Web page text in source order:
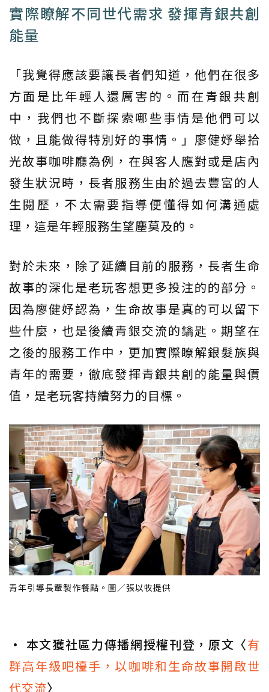
實際瞭解不同世代需求 發揮青銀共創
能量
「我覺得應該要讓長者們知道，他們在很多
方面是比年輕人還厲害的。而在青銀共創
中，我們也不斷探索哪些事情是他們可以
做，且能做得特別好的事情。」廖健妤舉拾
光故事咖啡廳為例，在與客人應對或是店內
發生狀況時，長者服務生由於過去豐富的人
生閱歷，不太需要指導便懂得如何溝通處
理，這是年輕服務生望塵莫及的。
對於未來，除了延續目前的服務，長者生命
故事的深化是老玩客想更多投注的的部分。
因為廖健妤認為，生命故事是真的可以留下
些什麼，也是後續青銀交流的鑰匙。期望在
之後的服務工作中，更加實際瞭解銀髮族與
青年的需要，徹底發揮青銀共創的能量與價
值，是老玩客持續努力的目標。
青年引導長輩製作餐點。圖／張以牧提供
• 本文獲社區力傳播網授權刊登，原文〈有
群高年級吧檯手，以咖啡和生命故事開啟世
代交流〉